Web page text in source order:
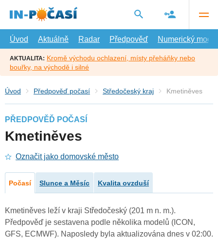
hlavní
Úvod
Aktuálně Radar Předpověď Numerický model
AKTUALITA: Kromě východu ochlazení, místy přeháňky nebo
bouřky, na východě i silné
Úvod Předpověď počasí Středočeský kraj Kmetiněves
PŘEDPOVĚĎ POČASÍ
Kmetiněves
Označit jako domovské město
Počasí Slunce a Měsíc Kvalita ovzduší
Kmetiněves leží v kraji Středočeský (201 m n. m.).
Předpověď je sestavena podle několika modelů (ICON,
GFS, ECMWF). Naposledy byla aktualizována dnes v 02:00.